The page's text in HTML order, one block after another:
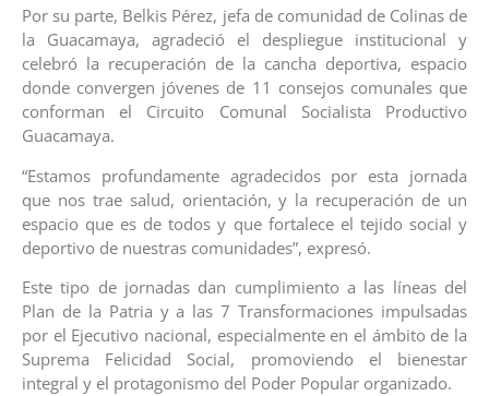
Por su parte, Belkis Pérez, jefa de comunidad de Colinas de
la Guacamaya, agradeció el despliegue institucional y
celebró la recuperación de la cancha deportiva, espacio
donde convergen jóvenes de 11 consejos comunales que
conforman el Circuito Comunal Socialista Productivo
Guacamaya.
“Estamos profundamente agradecidos por esta jornada
que nos trae salud, orientación, y la recuperación de un
espacio que es de todos y que fortalece el tejido social y
deportivo de nuestras comunidades”, expresó.
Este tipo de jornadas dan cumplimiento a las líneas del
Plan de la Patria y a las 7 Transformaciones impulsadas
por el Ejecutivo nacional, especialmente en el ámbito de la
Suprema Felicidad Social, promoviendo el bienestar
integral y el protagonismo del Poder Popular organizado.